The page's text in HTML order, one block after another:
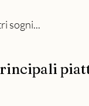
sogni...